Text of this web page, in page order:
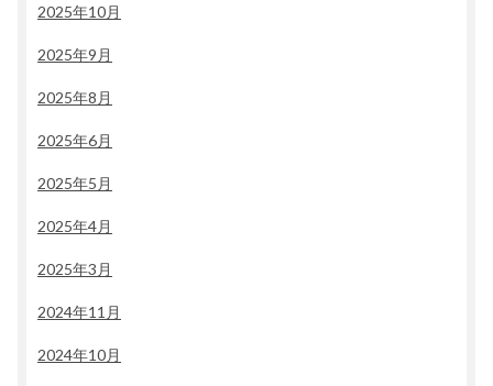
2025年10月
2025年9月
2025年8月
2025年6月
2025年5月
2025年4月
2025年3月
2024年11月
2024年10月